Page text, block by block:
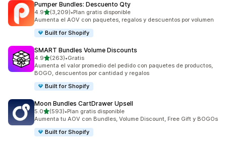
Pumper Bundles: Descuento Qty
4.9de 5 estrellas
(3,209)
3209 reseñas en total
•Plan gratis disponible
Aumenta el AOV con paquetes, regalos y descuentos por volumen
Built for Shopify
SMART Bundles Volume Discounts
4.9de 5 estrellas
(263)
263 reseñas en total
•Gratis
Aumenta el valor promedio del pedido con paquetes de productos,
BOGO, descuentos por cantidad y regalos
Built for Shopify
Moon Bundles CartDrawer Upsell
5.0de 5 estrellas
(593)
593 reseñas en total
•Plan gratis disponible
Aumenta tu AOV con Bundles, Volume Discount, Free Gift y BOGOs
Built for Shopify